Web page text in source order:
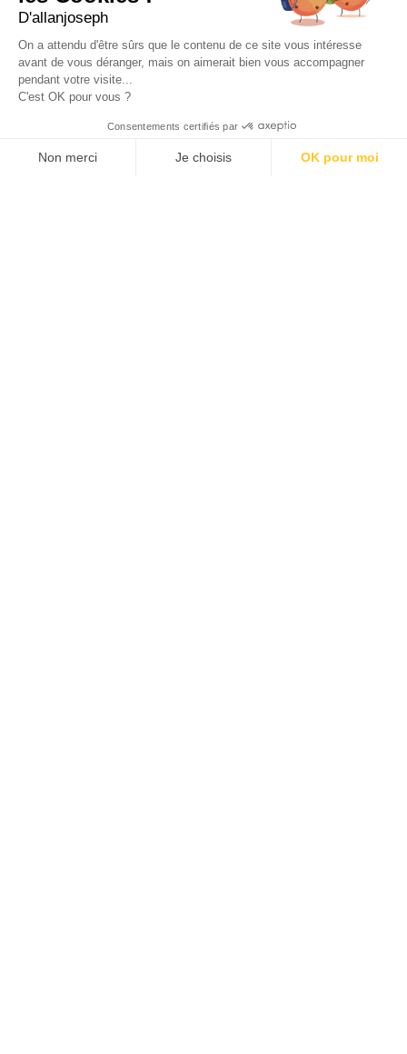
49, RUE FRANCIS DAVSO - 13001 MARSEILLE
eshop@allanjoseph.com
D'allanjoseph
On a attendu d'être sûrs que le contenu de ce site vous intéresse
avant de vous déranger, mais on aimerait bien vous accompagner
pendant votre visite...
C'est OK pour vous ?
Consentements certifiés par
Non merci Je choisis OK pour moi